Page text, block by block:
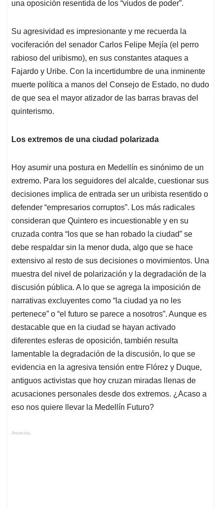
una oposición resentida de los “viudos de poder”.
Su agresividad es impresionante y me recuerda la
vociferación del senador Carlos Felipe Mejía (el perro
rabioso del uribismo), en sus constantes ataques a
Fajardo y Uribe. Con la incertidumbre de una inminente
muerte política a manos del Consejo de Estado, no dudo
de que sea el mayor atizador de las barras bravas del
quinterismo.
Los extremos de una ciudad polarizada
Hoy asumir una postura en Medellín es sinónimo de un
extremo. Para los seguidores del alcalde, cuestionar sus
decisiones implica de entrada ser un uribista resentido o
defender “empresarios corruptos”. Los más radicales
consideran que Quintero es incuestionable y en su
cruzada contra “los que se han robado la ciudad” se
debe respaldar sin la menor duda, algo que se hace
extensivo al resto de sus decisiones o movimientos. Una
muestra del nivel de polarización y la degradación de la
discusión pública. A lo que se agrega la imposición de
narrativas excluyentes como “la ciudad ya no les
pertenece” o “el futuro se parece a nosotros”. Aunque es
destacable que en la ciudad se hayan activado
diferentes esferas de oposición, también resulta
lamentable la degradación de la discusión, lo que se
evidencia en la agresiva tensión entre Flórez y Duque,
antiguos activistas que hoy cruzan miradas llenas de
acusaciones personales desde dos extremos. ¿Acaso a
eso nos quiere llevar la Medellín Futuro?
Anuncios.